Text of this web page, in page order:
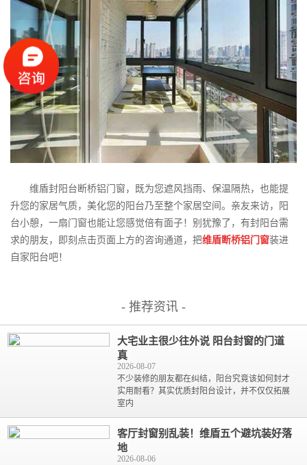
维盾封阳台断桥铝门窗，既为您遮风挡雨、保温隔热，也能提
升您的家居气质，美化您的阳台乃至整个家居空间。亲友来访，阳
台小憩，一扇门窗也能让您感觉倍有面子！别犹豫了，有封阳台需
求的朋友，即刻点击页面上方的咨询通道，把维盾断桥铝门窗装进
自家阳台吧！
- 推荐资讯 -
大宅业主很少往外说 阳台封窗的门道
真
2026-08-07
不少装修的朋友都在纠结，阳台究竟该如何封才
实用耐看？其实优质封阳台设计，并不仅仅拓展
室内
客厅封窗别乱装！维盾五个避坑装好落
地
2026-08-06